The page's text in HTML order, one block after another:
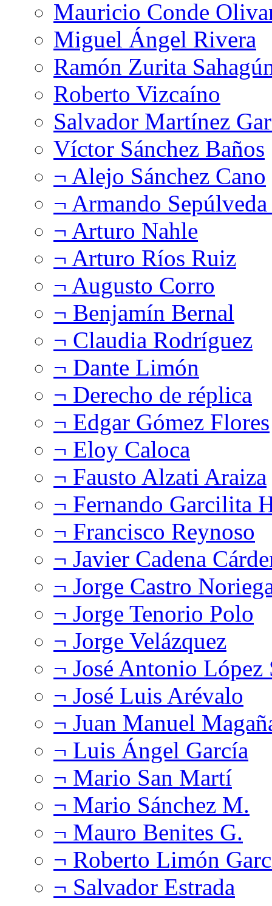
Mauricio Conde
Miguel Ángel Rivera
Ramón Zurita
Roberto Vizcaíno
Salvador Martínez
Víctor Sánchez Baños
¬ Alejo Sánchez Cano
¬ Armando
¬ Arturo Nahle
¬ Arturo Ríos Ruiz
¬ Augusto Corro
¬ Benjamín Bernal
¬ Claudia Rodríguez
¬ Dante Limón
¬ Derecho de réplica
¬ Edgar Gómez Flores
¬ Eloy Caloca
¬ Fausto Alzati Araiza
¬ Fernando Garcilita
¬ Francisco Reynoso
¬ Javier Cadena
¬ Jorge Castro
¬ Jorge Tenorio Polo
¬ Jorge Velázquez
¬ José Antonio López
¬ José Luis Arévalo
¬ Juan Manuel
¬ Luis Ángel García
¬ Mario San Martí
¬ Mario Sánchez M.
¬ Mauro Benites G.
¬ Roberto Limón
¬ Salvador Estrada